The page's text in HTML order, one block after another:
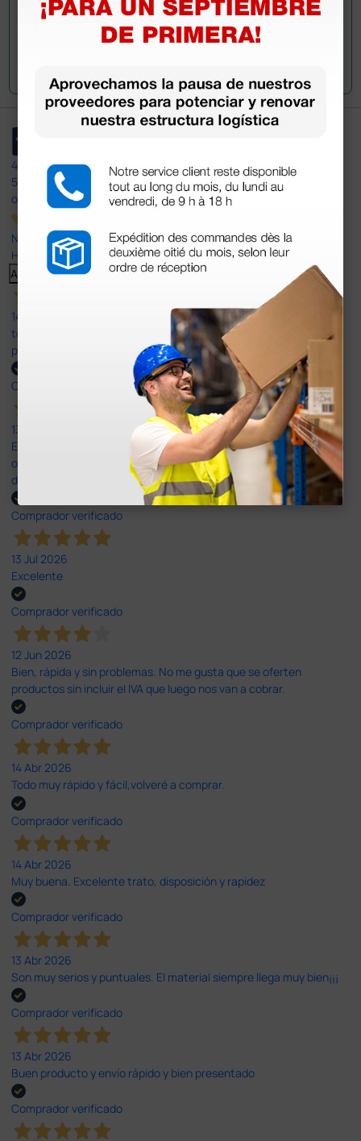
4,4
597
opiniones
Nuestras reseñas de 4 y 5 estrellas.
Haga clic aquí para leerlos todos >
Anterior Siguiente
14 Jul 2026
todo correcto. podria señalar que un poco caro los portes y el
plazo de entrega se alarga.
Comprador verificado
13 Jul 2026
Es fácil hacer el pedido. El producto, bastante mas barato que en
otras plataformas de material médico. Pero el envío cuesta más
del doble que en cualquier otra empresa dentro de España.
Comprador verificado
13 Jul 2026
Excelente
Comprador verificado
12 Jun 2026
Bien, rápida y sin problemas. No me gusta que se oferten
productos sin incluir el IVA que luego nos van a cobrar.
Comprador verificado
14 Abr 2026
Todo muy rápido y fácil,volveré a comprar.
Comprador verificado
14 Abr 2026
Muy buena. Excelente trato, disposición y rapidez
Comprador verificado
13 Abr 2026
Son muy serios y puntuales. El material siempre llega muy bien¡¡¡
Comprador verificado
13 Abr 2026
Buen producto y envío rápido y bien presentado
Comprador verificado